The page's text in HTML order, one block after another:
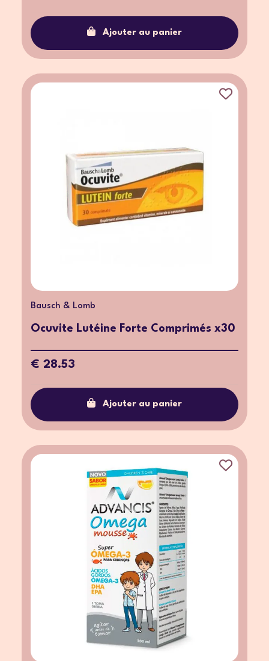
Ajouter au panier
Bausch & Lomb
Ocuvite Lutéine Forte Comprimés x30
€ 28.53
Ajouter au panier